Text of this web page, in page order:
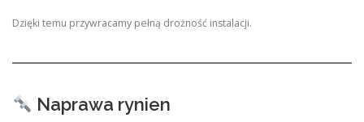
Dzięki temu przywracamy pełną drożność instalacji.
Naprawa rynien